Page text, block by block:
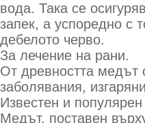
вода. Така се
запек, а успоредно с
дебелото черво.
За лечение на рани.
От древността медът
заболявания,
Известен и
Медът, поставен